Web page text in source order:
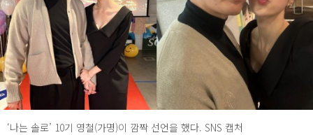
‘나는 솔로’ 10기 영철(가명)이 깜짝 선언을 했다. SNS 캡처